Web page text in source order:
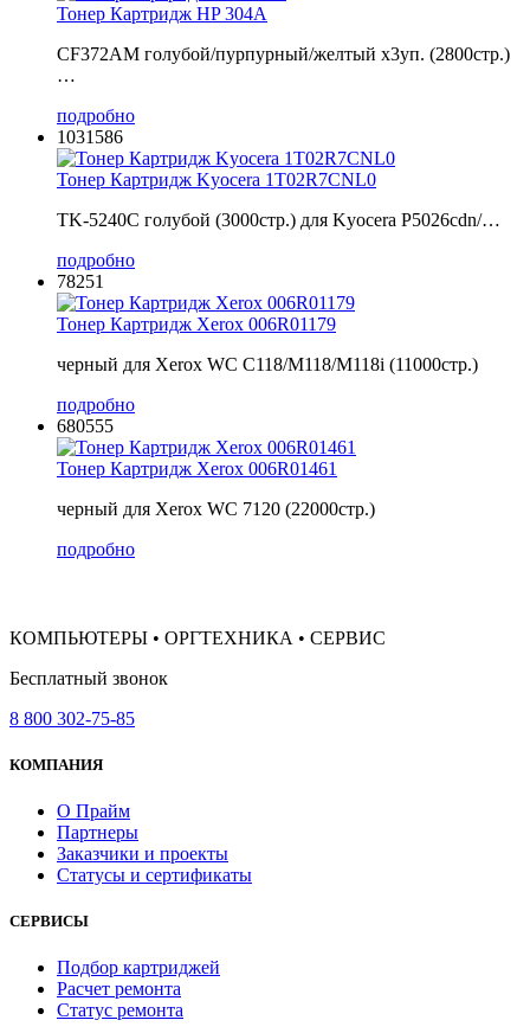
Тонер Картридж HP 304A
CF372AM голубой/пурпурный/желтый x3уп. (2800стр.)
…
подробно
1031586
Тонер Картридж Kyocera 1T02R7CNL0
TK-5240C голубой (3000стр.) для Kyocera P5026cdn/…
подробно
78251
Тонер Картридж Xerox 006R01179
черный для Xerox WC C118/M118/M118i (11000стр.)
подробно
680555
Тонер Картридж Xerox 006R01461
черный для Xerox WC 7120 (22000стр.)
подробно
КОМПЬЮТЕРЫ • ОРГТЕХНИКА • СЕРВИС
Бесплатный звонок
8 800 302-75-85
КОМПАНИЯ
О Прайм
Партнеры
Заказчики и проекты
Статусы и сертификаты
СЕРВИСЫ
Подбор картриджей
Расчет ремонта
Статус ремонта